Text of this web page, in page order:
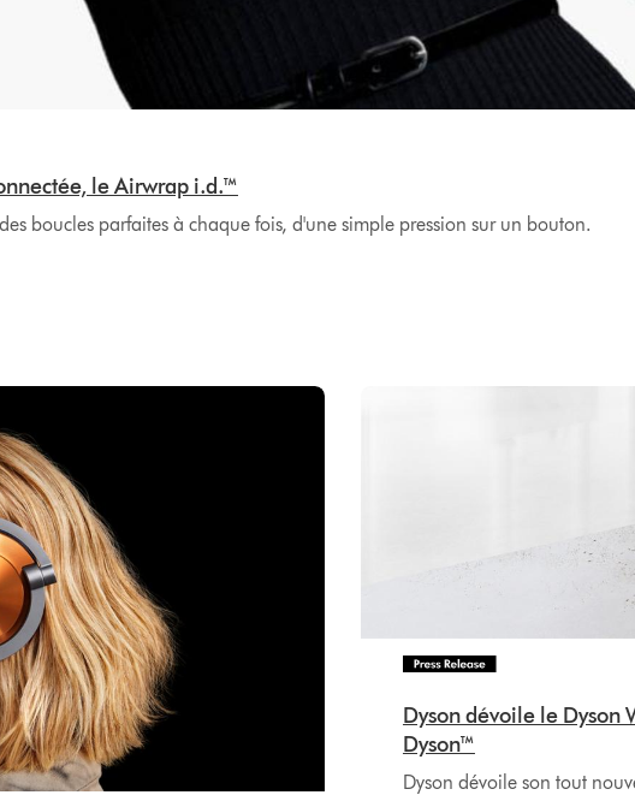
le Airwrap i.d.™
boucles parfaites à chaque fois, d'une simple pression sur un bouton.
Dyson dévoile le Dyson
Dyson™
Dyson dévoile son tout